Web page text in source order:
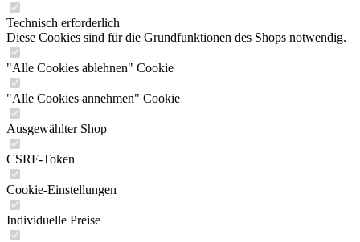
Technisch erforderlich
Diese Cookies sind für die Grundfunktionen des Shops notwendig.
"Alle Cookies ablehnen" Cookie
"Alle Cookies annehmen" Cookie
Ausgewählter Shop
CSRF-Token
Cookie-Einstellungen
Individuelle Preise